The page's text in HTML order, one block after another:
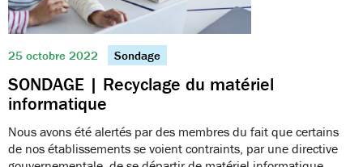
25 octobre 2022 Sondage
SONDAGE | Recyclage du matériel
informatique
Nous avons été alertés par des membres du fait que certains
de nos établissements se voient contraints, par une directive